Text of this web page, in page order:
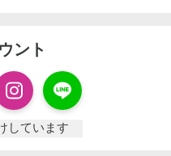
ント
しています